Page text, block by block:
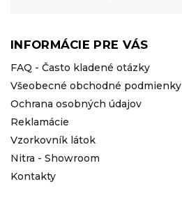
INFORMÁCIE PRE VÁS
FAQ - Často kladené otázky
Všeobecné obchodné podmienky
Ochrana osobných údajov
Reklamácie
Vzorkovník látok
Nitra - Showroom
Kontakty